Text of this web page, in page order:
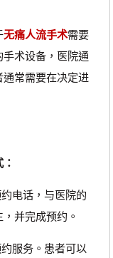
无痛人流手术需要
术设备，医院通
常需要在决定进
电话，与医院的
并完成预约。
服务。患者可以